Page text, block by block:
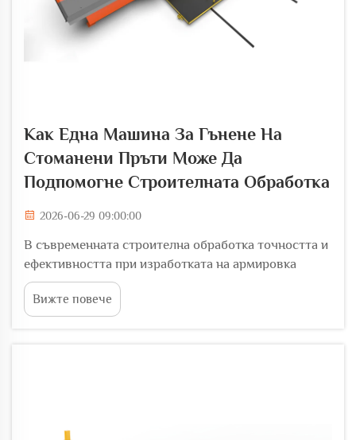
Как Една Машина За Гънене На
Стоманени Пръти Може Да
Подпомогне Строителната Обработка
2026-06-29 09:00:00
В съвременната строителна обработка точността и
ефективността при изработката на армировка
могат директно да определят структурната цялост
на завършената постройка. Стоманената гънка-
токарна машина е една от най-важните оперативно
Вижте повече